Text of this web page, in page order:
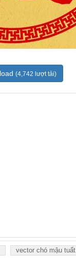
(4,742 lượt tải)
vector chó mậu tuất